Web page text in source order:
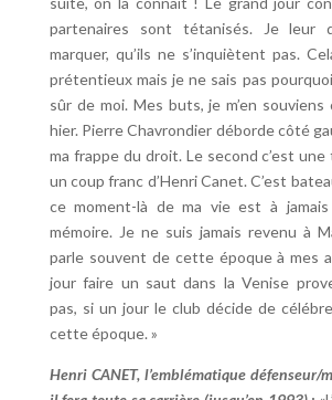
partenaires sont tétanisés. Je leur
marquer, qu’ils ne s’inquiètent pas.
prétentieux mais je ne sais pas
sûr de moi. Mes buts, je m’en souviens
hier. Pierre Chavrondier déborde côté
ma frappe du droit. Le second c’est
un coup franc d’Henri Canet. C’est
ce moment-là de ma vie est à jamais
mémoire. Je ne suis jamais revenu à
parle souvent de cette époque à mes
jour faire un saut dans la Venise
pas, si un jour le club décide de
cette époque. »
Henri CANET, l’emblématique défenseur/